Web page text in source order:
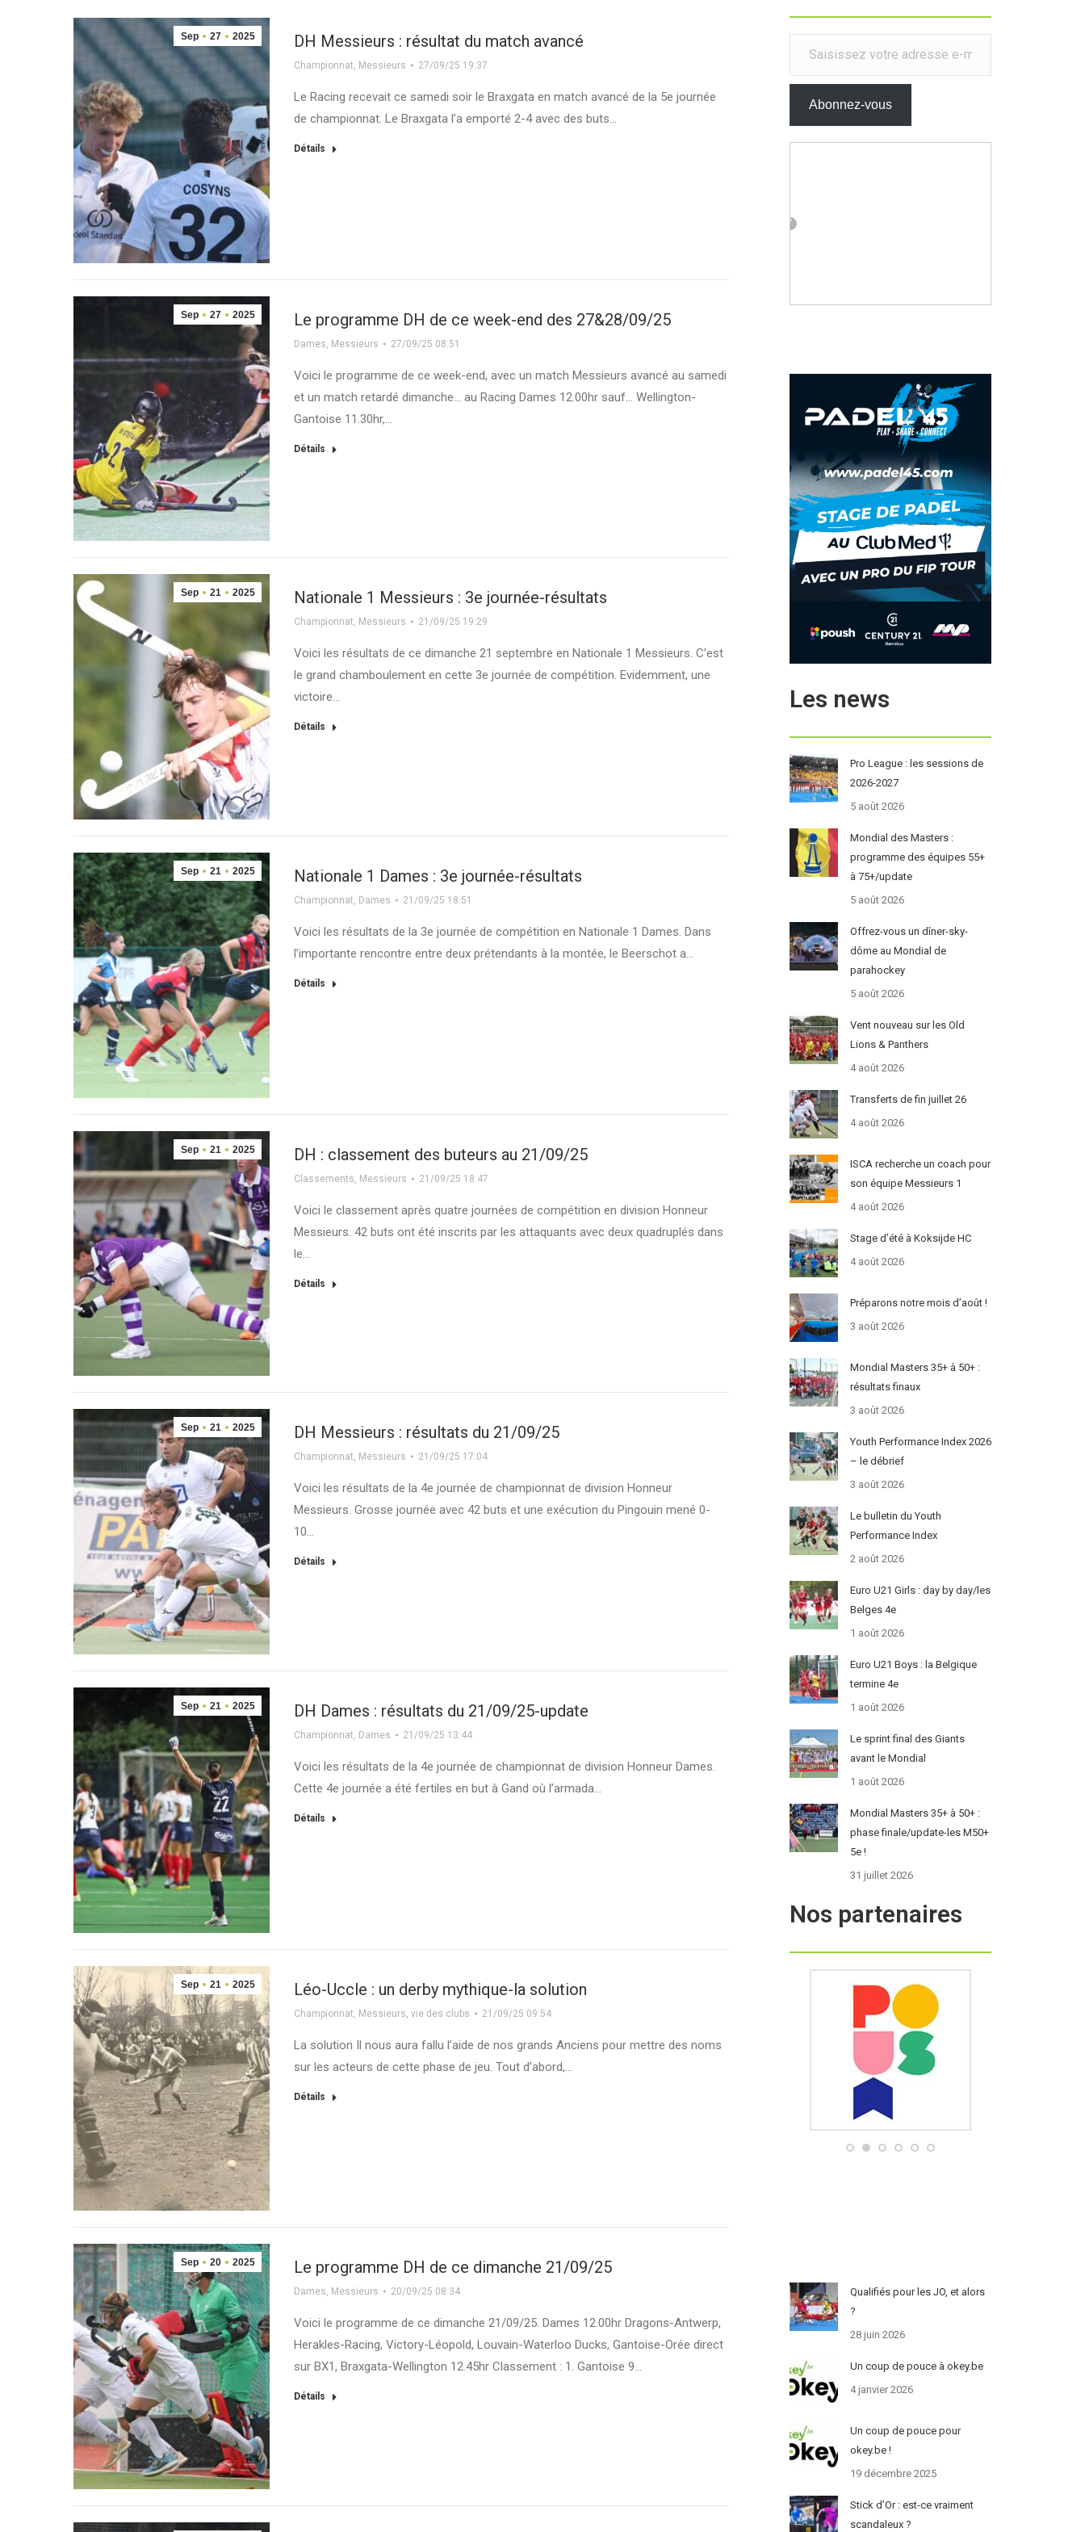
Sep 27 2025 DH Messieurs : résultat du match avancé
Championnat, Messieurs 27/09/25 19:37
Le Racing recevait ce samedi soir le Braxgata en match avancé de la 5e journée
de championnat. Le Braxgata l’a emporté 2-4 avec des buts…
Détails
Sep 27 2025 Le programme DH de ce week-end des 27&28/09/25
Dames Messieurs 27/09/25 08:51
Voici le programme de ce week-end, avec un match Messieurs avancé au samedi
et un match retardé dimanche… au Racing Dames 12.00hr sauf… Wellington-
Gantoise 11.30hr,…
Détails
Sep 21 2025 Nationale 1 Messieurs : 3e journée-résultats
Championnat, Messieurs 21/09/25 19:29
Voici les résultats de ce dimanche 21 septembre en Nationale 1 Messieurs. C’est
le grand chamboulement en cette 3e journée de compétition. Evidemment, une
victoire…
Détails
Sep 21 2025 Nationale 1 Dames : 3e journée-résultats
Championnat, Dames 21/09/25 18:51
Voici les résultats de la 3e journée de compétition en Nationale 1 Dames. Dans
l’importante rencontre entre deux prétendants à la montée, le Beerschot a…
Détails
Sep 21 2025 DH : classement des buteurs au 21/09/25
Classements Messieurs 21/09/25 18:47
Voici le classement après quatre journées de compétition en division Honneur
Messieurs. 42 buts ont été inscrits par les attaquants avec deux quadruplés dans
le…
Détails
Sep 21 2025 DH Messieurs : résultats du 21/09/25
Championnat, Messieurs 21/09/25 17:04
Voici les résultats de la 4e journée de championnat de division Honneur
Messieurs. Grosse journée avec 42 buts et une exécution du Pingouin mené 0-
10…
Détails
Sep 21 2025 DH Dames : résultats du 21/09/25-update
Championnat, Dames 21/09/25 13:44
Voici les résultats de la 4e journée de championnat de division Honneur Dames.
Cette 4e journée a été fertiles en but à Gand où l’armada…
Détails
Sep 21 2025 Léo-Uccle : un derby mythique-la solution
Championnat Messieurs ,vie des clubs 21/09/25 09:54
La solution Il nous aura fallu l’aide de nos grands Anciens pour mettre des noms
sur les acteurs de cette phase de jeu. Tout d’abord,…
Détails
Sep 20 2025 Le programme DH de ce dimanche 21/09/25
Dames, Messieurs 20/09/25 08:34
Voici le programme de ce dimanche 21/09/25. Dames 12.00hr Dragons-Antwerp,
Herakles-Racing, Victory-Léopold, Louvain-Waterloo Ducks, Gantoise-Orée direct
sur BX1, Braxgata-Wellington 12.45hr Classement : 1. Gantoise 9…
Détails
Saisissez votre adresse e-mail…
Abonnez-vous
Les news
Pro League : les sessions de
2026-2027
5 août 2026
Mondial des Masters :
programme des équipes 55+
à 75+/update
5 août 2026
Offrez-vous un dîner-sky-
dôme au Mondial de
parahockey
5 août 2026
Vent nouveau sur les Old
Lions & Panthers
4 août 2026
Transferts de fin juillet 26
4 août 2026
ISCA recherche un coach pour
son équipe Messieurs 1
4 août 2026
Stage d’été à Koksijde HC
4 août 2026
Préparons notre mois d’août !
3 août 2026
Mondial Masters 35+ à 50+ :
résultats finaux
3 août 2026
Youth Performance Index 2026
– le débrief
3 août 2026
Le bulletin du Youth
Performance Index
2 août 2026
Euro U21 Girls : day by day/les
Belges 4e
1 août 2026
Euro U21 Boys : la Belgique
termine 4e
1 août 2026
Le sprint final des Giants
avant le Mondial
1 août 2026
Mondial Masters 35+ à 50+ :
phase finale/update-les M50+
5e !
31 juillet 2026
Nos partenaires
Qualifiés pour les JO, et alors
?
28 juin 2026
Un coup de pouce à okey.be
4 janvier 2026
Un coup de pouce pour
okey.be !
19 décembre 2025
Stick d’Or : est-ce vraiment
scandaleux ?